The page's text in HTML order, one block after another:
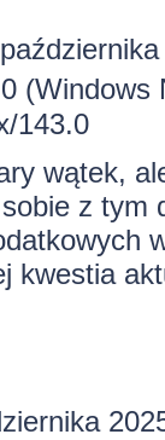
143.0
wątek,
z
kwestia